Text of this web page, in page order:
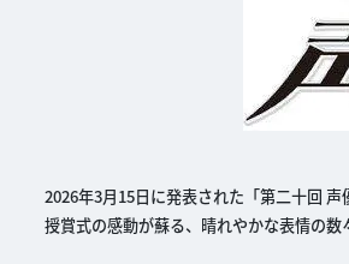
2026年3月15日に発表された「第二十回
授賞式の感動が蘇る、晴れやかな表情の数